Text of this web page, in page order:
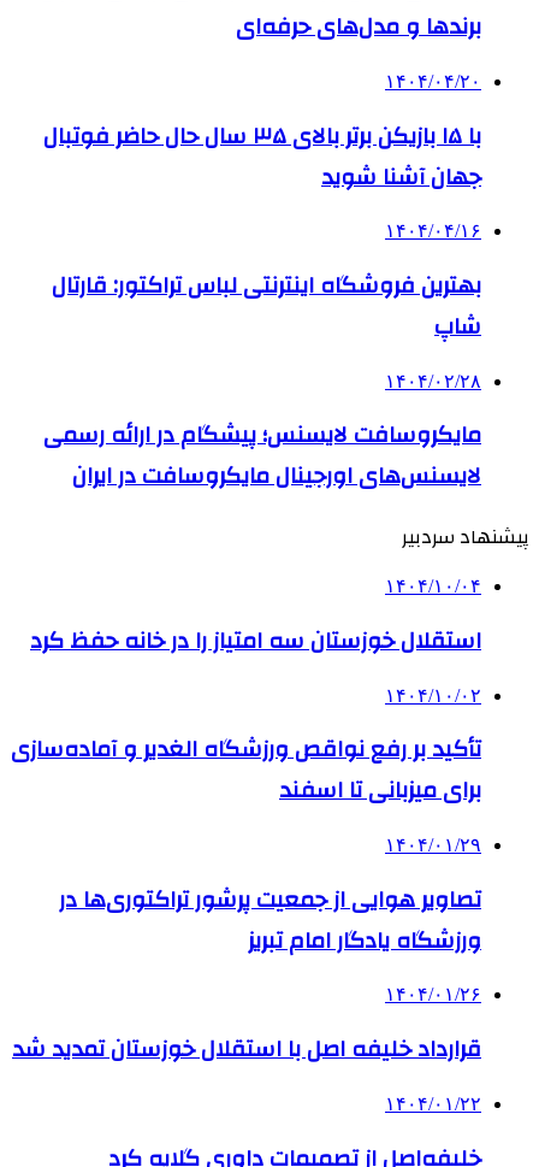
برندها و مدل‌های حرفه‌ای
۱۴۰۴/۰۴/۲۰
با ۱۵ بازیکن برتر بالای ۳۵ سال حال حاضر فوتبال
جهان آشنا شوید
۱۴۰۴/۰۴/۱۶
بهترین فروشگاه اینترنتی لباس تراکتور: قارتال
شاپ
۱۴۰۴/۰۲/۲۸
مایکروسافت لایسنس؛ پیشگام در ارائه رسمی
لایسنس‌های اورجینال مایکروسافت در ایران
پیشنهاد سردبیر
۱۴۰۴/۱۰/۰۴
استقلال خوزستان سه امتیاز را در خانه حفظ کرد
۱۴۰۴/۱۰/۰۲
تأکید بر رفع نواقص ورزشگاه الغدیر و آماده‌سازی
برای میزبانی تا اسفند
۱۴۰۴/۰۱/۲۹
تصاویر هوایی از جمعیت پرشور تراکتوری‌ها در
ورزشگاه یادگار امام تبریز
۱۴۰۴/۰۱/۲۶
قرارداد خلیفه اصل با استقلال خوزستان تمدید شد
۱۴۰۴/۰۱/۲۲
خلیفه‌اصل از تصمیمات داوری گلایه کرد